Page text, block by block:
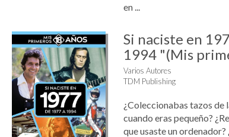
en ...
Si naciste en
1994 "(Mis
Varios Autores
TDM Publishing
¿Coleccionabas tazos de
cuando eras pequeño?
que usaste un